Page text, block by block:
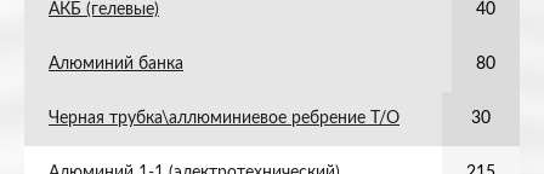
АКБ (гелевые) 40
Алюминий банка 80
Черная трубка\аллюминиевое ребрение Т/О 30